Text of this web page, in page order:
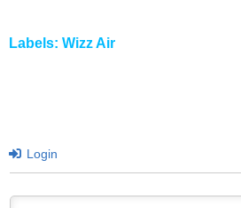
Labels: Wizz Air
Login